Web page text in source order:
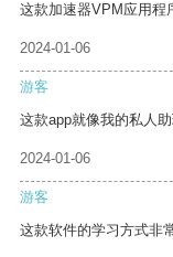
这款加速器VPM应用程
2024-01-06
游客
这款app就像我的私人
2024-01-06
游客
这款软件的学习方式非